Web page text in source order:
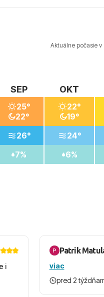
Aktuálne počasie v
SEP
25°
22°
26°
7%
OKT
22°
19°
24°
6%
i
Patrik
viac
pred 2